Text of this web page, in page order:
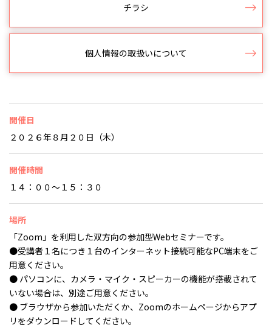
チラシ
個人情報の取扱いについて
開催日
２０２６年８月２０日（木）
開催時間
１４：００～１５：３０
場所
「Zoom」を利用した双方向の参加型Webセミナーです。
●受講者１名につき１台のインターネット接続可能なPC端末をご
用意ください。
● パソコンに、カメラ・マイク・スピーカーの機能が搭載されて
いない場合は、別途ご用意ください。
● ブラウザから参加いただくか、Zoomのホームページからアプ
リをダウンロードしてください。